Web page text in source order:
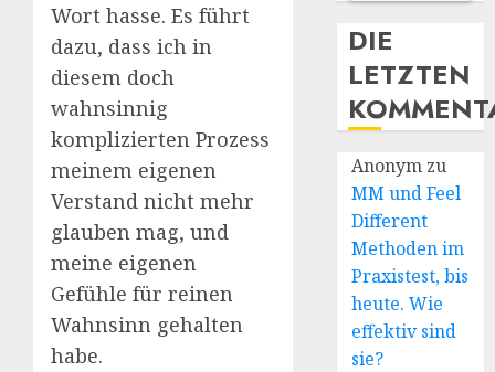
Wort hasse. Es führt
dazu, dass ich in
diesem doch
wahnsinnig
komplizierten Prozess
meinem eigenen
Verstand nicht mehr
glauben mag, und
meine eigenen
Gefühle für reinen
Wahnsinn gehalten
habe.
DIE
LETZTEN
Anonym zu
MM und Feel
Different
Methoden im
Praxistest, bis
heute. Wie
effektiv sind
sie?